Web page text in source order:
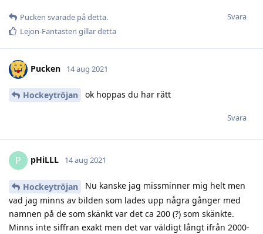
Svara
Pucken svarade på detta.
Lejon-Fantasten gillar detta
Pucken 14 aug 2021
Hockeytröjan ok hoppas du har rätt
Svara
P pHiLLL 14 aug 2021
Hockeytröjan
Nu kanske jag missminner mig helt men
vad jag minns av bilden som lades upp några gånger med
namnen på de som skänkt var det ca 200 (?) som skänkte.
Minns inte siffran exakt men det var väldigt långt ifrån 2000-